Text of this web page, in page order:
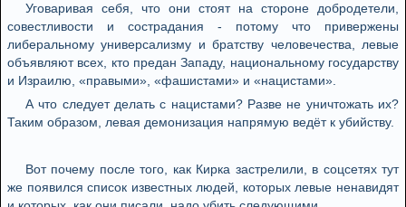
Уговаривая себя, что они стоят на стороне добродетели,
совестливости и сострадания - потому что привержены
либеральному универсализму и братству человечества, левые
объявляют всех, кто предан Западу, национальному государству
и Израилю, «правыми», «фашистами» и «нацистами».
А что следует делать с нацистами? Разве не уничтожать их?
Таким образом, левая демонизация напрямую ведёт к убийству.
Вот почему после того, как Кирка застрелили, в соцсетях тут
же появился список известных людей, которых левые ненавидят